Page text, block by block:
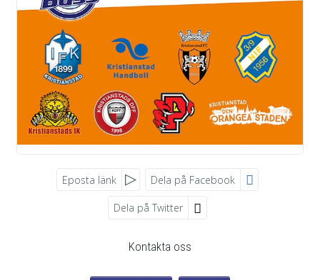
Eposta länk Dela på Facebook
Dela på Twitter
Sociala medier
Kontakta oss